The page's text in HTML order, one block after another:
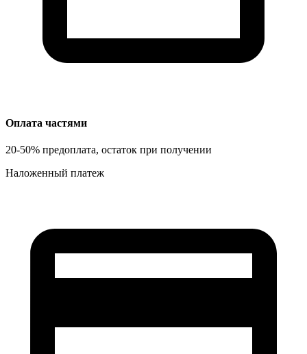
Оплата частями
20-50% предоплата, остаток при получении
Наложенный платеж